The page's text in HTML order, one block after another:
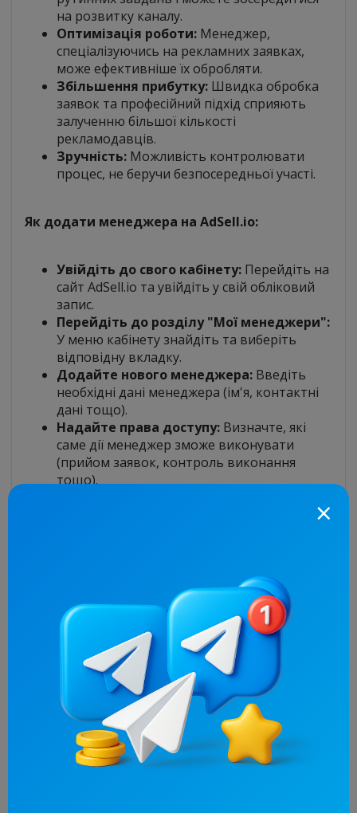
на розвитку каналу.
Оптимізація роботи: Менеджер,
спеціалізуючись на рекламних заявках,
може ефективніше їх обробляти.
Збільшення прибутку: Швидка обробка
заявок та професійний підхід сприяють
залученню більшої кількості
рекламодавців.
Зручність: Можливість контролювати
процес, не беручи безпосередньої участі.
Як додати менеджера на AdSell.io:
Увійдіть до свого кабінету: Перейдіть на
сайт AdSell.io та увійдіть у свій обліковий
запис.
Перейдіть до розділу "Мої менеджери":
У меню кабінету знайдіть та виберіть
відповідну вкладку.
Додайте нового менеджера: Введіть
необхідні дані менеджера (ім'я, контактні
дані тощо).
Надайте права доступу: Визначте, які
саме дії менеджер зможе виконувати
(прийом заявок, контроль виконання
тощо).
Менеджер зможе переглядати та
приймати рекламні заявки.
Менеджер зможе контролювати
виконання рекламних кампаній.
Він зможе надавати звіти про результати
реклами.
Технічна підтримка:
Якщо у вас виникнуть будь-які питання,
×